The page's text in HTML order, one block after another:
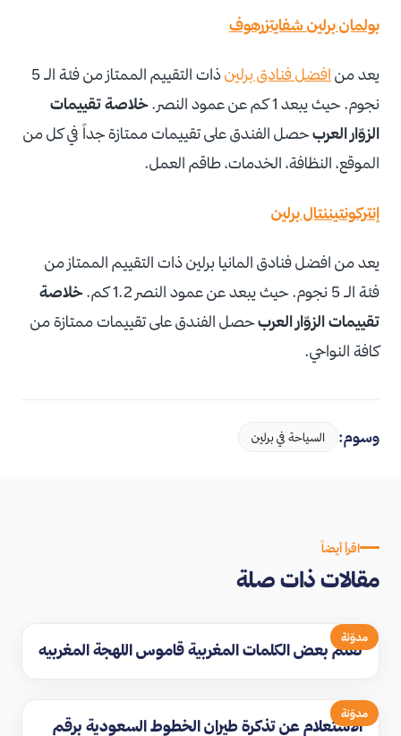
بولمان برلين شفايتزرهوف
يعد من افضل فنادق برلين
ذات التقييم الممتاز من فئة الـ 5
نجوم. حيث يبعد 1 كم عن عمود النصر.
خلاصة تقييمات
الزوّار العربحصل الفندق على تقييمات ممتازة جداً في كل من
الموقع، النظافة، الخدمات، طاقم العمل.
إنتركونتيننتال برلين
يعد من افضل فنادق المانيا برلين ذات التقييم الممتاز من
فئة الـ 5 نجوم. حيث يبعد عن عمود النصر 1.2 كم.
خلاصة
تقييمات الزوّار العربحصل الفندق على تقييمات ممتازة من
كافة النواحي.
وسوم: السياحة في برلين
اقرأ أيضاً
مقالات ذات صلة
مدوّنة
تعلم بعض الكلمات المغربية قاموس اللهجة المغربيه
مدوّنة
الاستعلام عن تذكرة طيران الخطوط السعودية برقم